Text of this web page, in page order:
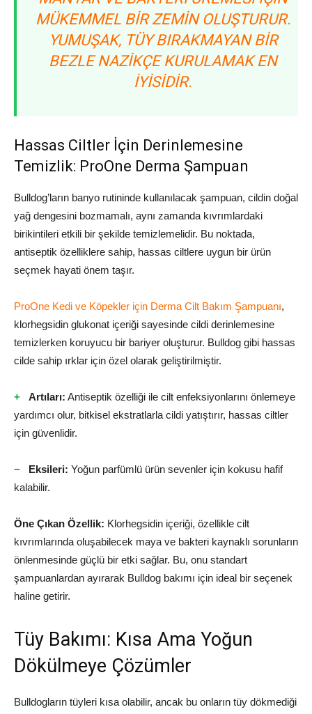
MÜKEMMEL BIR ZEMIN OLUŞTURUR.
YUMUŞAK, TÜY BIRAKMAYAN BIR
BEZLE NAZIKÇE KURULAMAK EN
IYISIDIR.
Hassas Ciltler İçin Derinlemesine
Temizlik: ProOne Derma Şampuan
Bulldog’ların banyo rutininde kullanılacak şampuan, cildin doğal
yağ dengesini bozmamalı, aynı zamanda kıvrımlardaki
birikintileri etkili bir şekilde temizlemelidir. Bu noktada,
antiseptik özelliklere sahip, hassas ciltlere uygun bir ürün
seçmek hayati önem taşır.
ProOne Kedi ve Köpekler için Derma Cilt Bakım Şampuanı,
klorhegsidin glukonat içeriği sayesinde cildi derinlemesine
temizlerken koruyucu bir bariyer oluşturur. Bulldog gibi hassas
cilde sahip ırklar için özel olarak geliştirilmiştir.
Artıları: Antiseptik özelliği ile cilt enfeksiyonlarını önlemeye
yardımcı olur, bitkisel ekstratlarla cildi yatıştırır, hassas ciltler
için güvenlidir.
Eksileri: Yoğun parfümlü ürün sevenler için kokusu hafif
kalabilir.
Öne Çıkan Özellik: Klorhegsidin içeriği, özellikle cilt
kıvrımlarında oluşabilecek maya ve bakteri kaynaklı sorunların
önlenmesinde güçlü bir etki sağlar. Bu, onu standart
şampuanlardan ayırarak Bulldog bakımı için ideal bir seçenek
haline getirir.
Tüy Bakımı: Kısa Ama Yoğun
Dökülmeye Çözümler
Bulldogların tüyleri kısa olabilir, ancak bu onların tüy dökmediği